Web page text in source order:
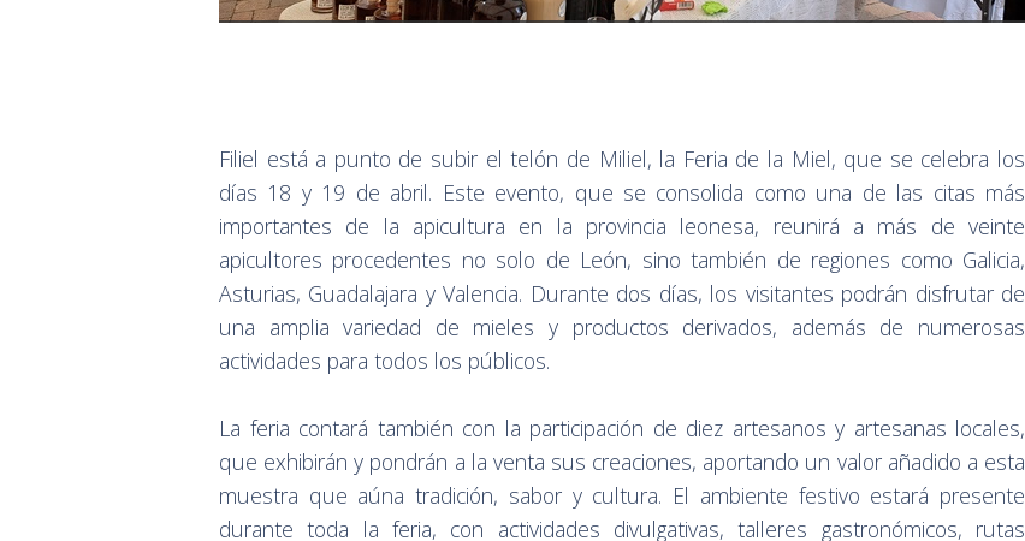
Filiel está a punto de subir el telón de Miliel, la Feria de la Miel, que se celebra los
días 18 y 19 de abril. Este evento, que se consolida como una de las citas más
importantes de la apicultura en la provincia leonesa, reunirá a más de veinte
apicultores procedentes no solo de León, sino también de regiones como Galicia,
Asturias, Guadalajara y Valencia. Durante dos días, los visitantes podrán disfrutar de
una amplia variedad de mieles y productos derivados, además de numerosas
actividades para todos los públicos.
La feria contará también con la participación de diez artesanos y artesanas locales,
que exhibirán y pondrán a la venta sus creaciones, aportando un valor añadido a esta
muestra que aúna tradición, sabor y cultura. El ambiente festivo estará presente
durante toda la feria, con actividades divulgativas, talleres gastronómicos, rutas